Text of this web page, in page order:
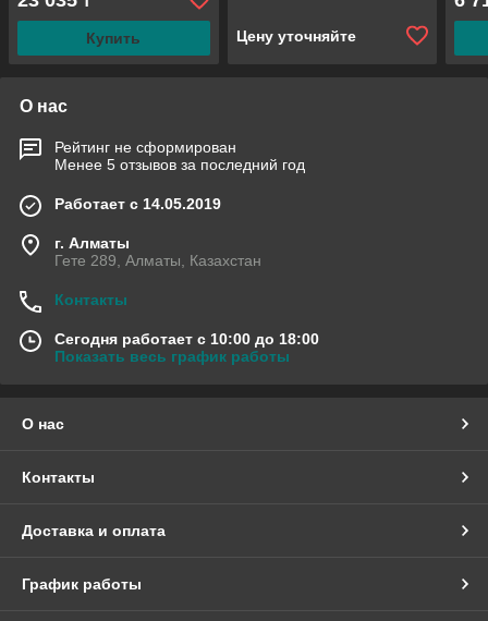
Купить Цену уточняйте
О нас
Рейтинг не сформирован
Менее 5 отзывов за последний год
Работает с 14.05.2019
г. Алматы
Гете 289, Алматы, Казахстан
Контакты
Сегодня работает с 10:00 до 18:00
Показать весь график работы
О нас
Контакты
Доставка и оплата
График работы